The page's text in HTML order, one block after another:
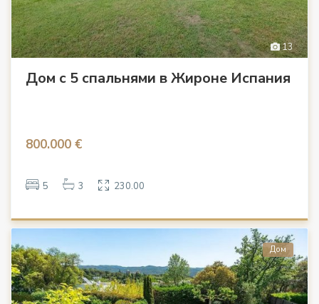
13
Дом с 5 спальнями в Жироне Испания
800.000 €
5 3 230.00
Дом